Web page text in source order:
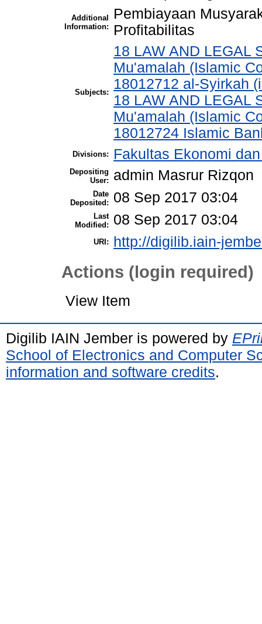
Additional
Information:
Pembiayaan
Profitabilitas
Subjects:
18 LAW AND LEGAL
Mu'amalah (Islamic
18012712 al-Syirkah
18 LAW AND LEGAL
Mu'amalah (Islamic
18012724 Islamic
Divisions: Fakultas Ekonomi
Depositing
User:
admin Masrur Rizqon
Date
Deposited:
08 Sep 2017 03:04
Last
Modified:
08 Sep 2017 03:04
URI: http://digilib.iain-
Actions (login required)
View Item
Digilib IAIN Jember is powered by
School of Electronics and Computer
information and software credits.